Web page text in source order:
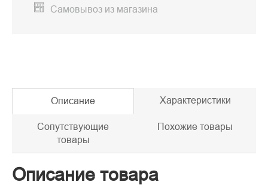
Самовывоз из магазина
Описание Характеристики
Сопутствующие
товары
Похожие товары
Описание товара